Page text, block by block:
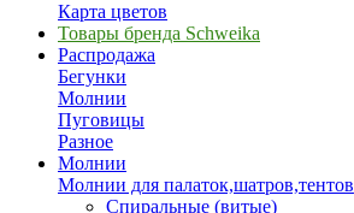
Карта цветов
Товары бренда Schweika
Распродажа
Бегунки
Молнии
Пуговицы
Разное
Молнии
Молнии для палаток,шатров,тентов
Спиральные (витые)